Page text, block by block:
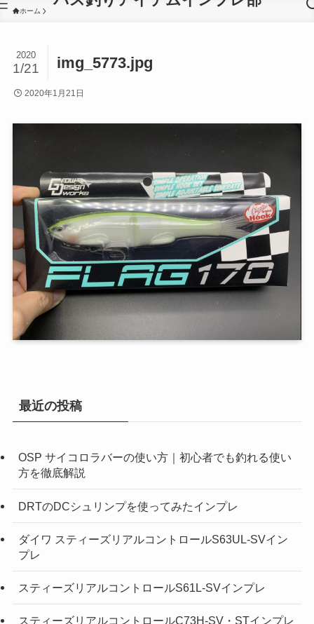
ホーム
img_5773.jpg
2020
1/21
2020年1月21日
最近の投稿
OSP サイコロラバーの使い方｜初心者でも釣れる使い
方を徹底解説
DRTのDCシュリンプを使ってみたインプレ
ダイワ スティーズリアルコントロールS63UL-SVイン
プレ
スティーズリアルコントロールS61L-SVインプレ
スティーズリアルコントロールC73H-SV・STインプレ